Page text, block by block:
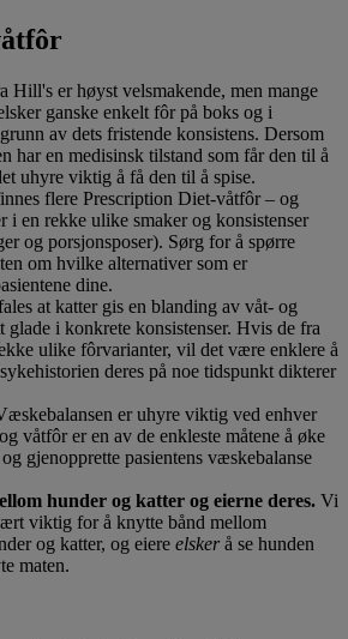
Hill's er høyst velsmakende, men mange
ganske enkelt fôr på boks og i
av dets fristende konsistens. Dersom
har en medisinsk tilstand som får den til å
uhyre viktig å få den til å spise.
flere Prescription Diet-våtfôr – og
i en rekke ulike smaker og konsistenser
og porsjonsposer). Sørg for å spørre
om hvilke alternativer som er
dine.
at katter gis en blanding av våt- og
i konkrete konsistenser. Hvis de fra
ulike fôrvarianter, vil det være enklere å
deres på noe tidspunkt dikterer
er uhyre viktig ved enhver
våtfôr er en av de enkleste måtene å øke
gjenopprette pasientens væskebalanse
hunder og katter og eierne deres. Vi
viktig for å knytte bånd mellom
og katter, og eiere elskerå se hunden
maten.